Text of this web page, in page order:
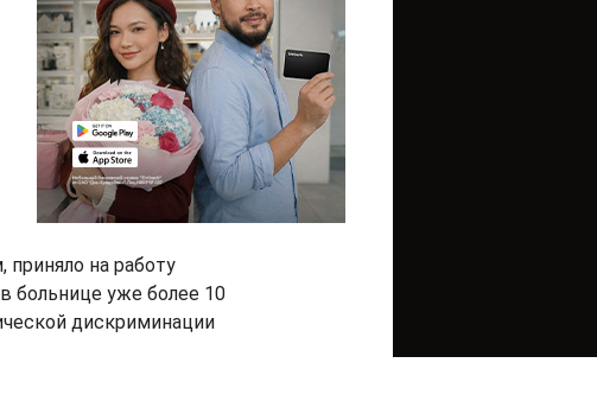
на работу
больнице уже более 10
дискриминации